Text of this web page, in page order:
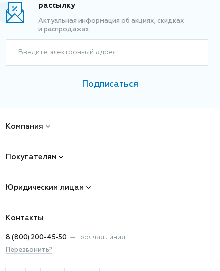
рассылку
Актуальная информация об акциях, скидках
и распродажах.
Введите электронный адрес
Подписаться
Компания
Покупателям
Юридическим лицам
Контакты
8 (800) 200-45-50 — горячая линия
Перезвонить?